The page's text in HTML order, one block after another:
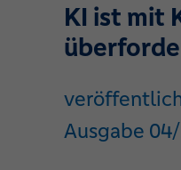
KI ist mit
Ausgabe